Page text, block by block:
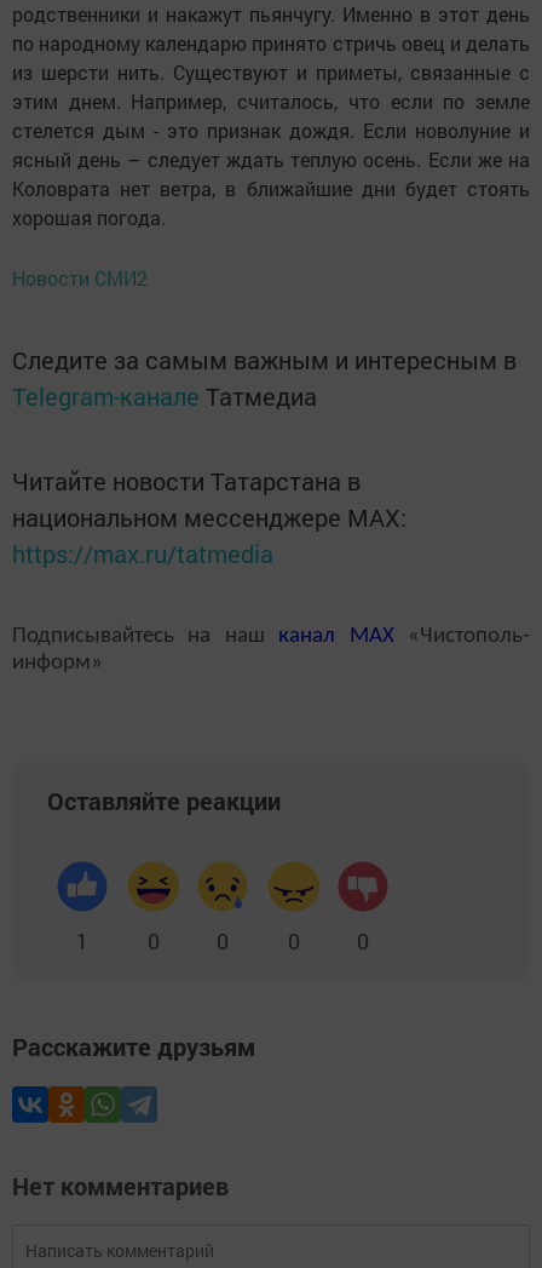
родственники и накажут пьянчугу. Именно в этот день
по народному календарю принято стричь овец и делать
из шерсти нить. Существуют и приметы, связанные с
этим днем. Например, считалось, что если по земле
стелется дым - это признак дождя. Если новолуние и
ясный день – следует ждать теплую осень. Если же на
Коловрата нет ветра, в ближайшие дни будет стоять
хорошая погода.
Новости СМИ2
Следите за самым важным и интересным в
Telegram-канале Татмедиа
Читайте новости Татарстана в
национальном мессенджере MАХ:
https://max.ru/tatmedia
Подписывайтесь на наш канал MAX«Чистополь-
информ»
Оставляйте реакции
1 0 0 0 0
Расскажите друзьям
Нет комментариев